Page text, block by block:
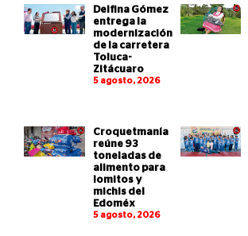
Delfina Gómez
entrega la
modernización
de la carretera
Toluca-
Zitácuaro
5 agosto, 2026
Croquetmanía
reúne 93
toneladas de
alimento para
lomitos y
michis del
Edoméx
5 agosto, 2026